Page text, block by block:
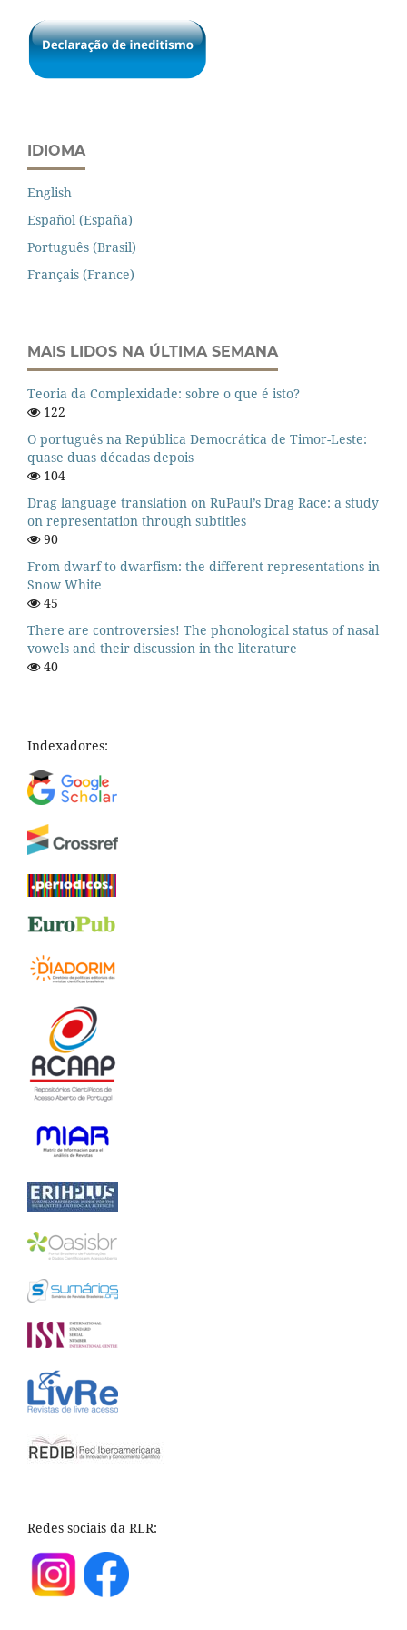
IDIOMA
English
Español (España)
Português (Brasil)
Français (France)
MAIS LIDOS NA ÚLTIMA SEMANA
Teoria da Complexidade: sobre o que é isto?
122
O português na República Democrática de Timor-Leste:
quase duas décadas depois
104
Drag language translation on RuPaul’s Drag Race: a study
on representation through subtitles
90
From dwarf to dwarfism: the different representations in
Snow White
45
There are controversies! The phonological status of nasal
vowels and their discussion in the literature
40
Indexadores:
Redes sociais da RLR: